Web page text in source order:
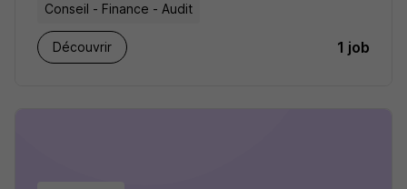
Conseil - Finance - Audit
Découvrir 1 job